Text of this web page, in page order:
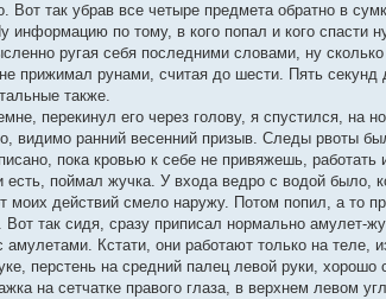
Вот так убрав все четыре предмета обратно в
информацию по тому, в кого попал и кого спасти
ругая себя последними словами, ну
прижимал рунами, считая до шести. Пять
также.
перекинул его через голову, я спустился, на
видимо ранний весенний призыв. Следы рвоты
пока кровью к себе не привяжешь,
поймал жучка. У входа ведро с водой
действий смело наружу. Потом попил, а то
так сидя, сразу приписал нормально амулет-
амулетами. Кстати, они работают только на теле,
перстень на средний палец левой руки,
на сетчатке правого глаза, в верхнем левом